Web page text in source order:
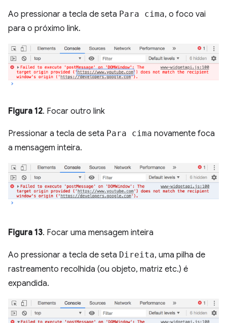
Ao pressionar a tecla de seta Para cima, o foco vai
para o próximo link.
Figura 12. Focar outro link
Pressionar a tecla de seta Para cima novamente foca
a mensagem inteira.
Figura 13. Focar uma mensagem inteira
Ao pressionar a tecla de seta Direita, uma pilha de
rastreamento recolhida (ou objeto, matriz etc.) é
expandida.